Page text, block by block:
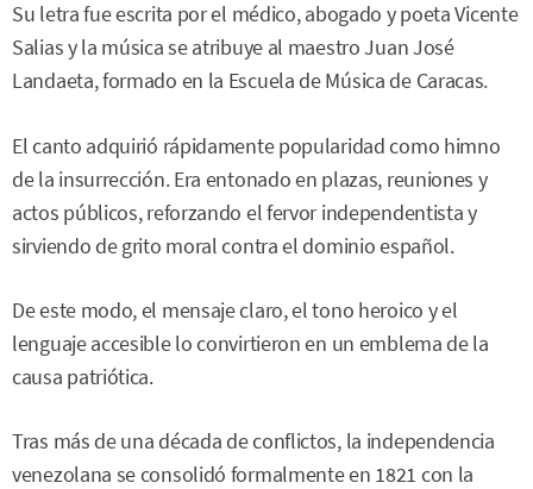
Su letra fue escrita por el médico, abogado y poeta Vicente
Salias y la música se atribuye al maestro Juan José
Landaeta, formado en la Escuela de Música de Caracas.
El canto adquirió rápidamente popularidad como himno
de la insurrección. Era entonado en plazas, reuniones y
actos públicos, reforzando el fervor independentista y
sirviendo de grito moral contra el dominio español.
De este modo, el mensaje claro, el tono heroico y el
lenguaje accesible lo convirtieron en un emblema de la
causa patriótica.
Tras más de una década de conflictos, la independencia
venezolana se consolidó formalmente en 1821 con la